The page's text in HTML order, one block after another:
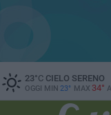
23°CCIELO SERENO
OGGI MIN 23° MAX 34° A